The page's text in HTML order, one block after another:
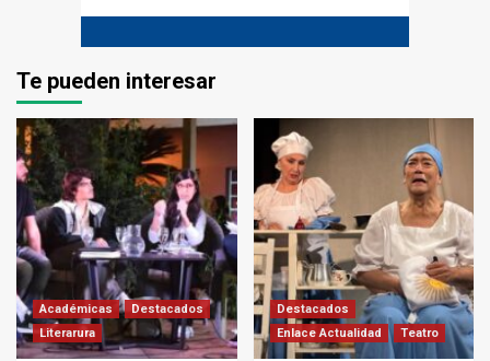
Te pueden interesar
Académicas
Destacados
Literarura
Destacados
Enlace Actualidad
Teatro